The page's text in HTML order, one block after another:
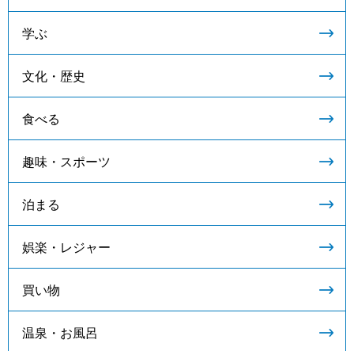
学ぶ
文化・歴史
食べる
趣味・スポーツ
泊まる
娯楽・レジャー
買い物
温泉・お風呂